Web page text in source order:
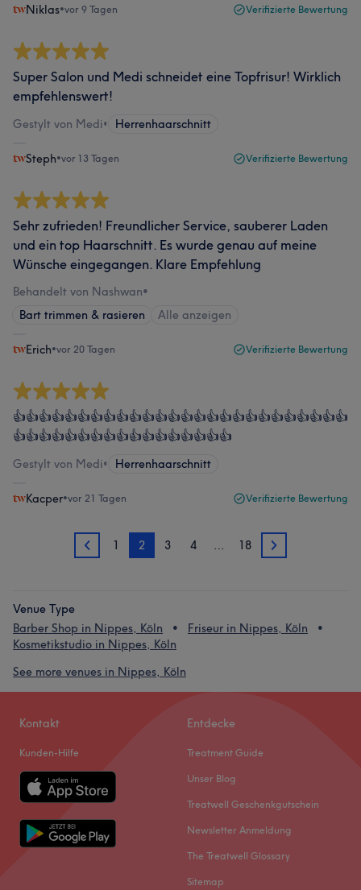
Niklas•vor 9 Tagen Verifizierte Bewertung
Super Salon und Medi schneidet eine Topfrisur! Wirklich
empfehlenswert!
Gestylt von Medi• Herrenhaarschnitt
Steph•vor 13 Tagen Verifizierte Bewertung
Sehr zufrieden! Freundlicher Service, sauberer Laden
und ein top Haarschnitt. Es wurde genau auf meine
Wünsche eingegangen. Klare Empfehlung
Behandelt von Nashwan•
Bart trimmen & rasieren
Alle anzeigen
Erich•vor 20 Tagen Verifizierte Bewertung
👍👍👍👍👍👍👍👍👍👍👍👍👍👍👍👍👍👍👍👍👍👍👍👍👍👍
👍👍👍👍👍👍👍👍👍👍👍👍👍👍👍👍👍
Gestylt von Medi• Herrenhaarschnitt
Kacper•vor 21 Tagen Verifizierte Bewertung
1 1 2 3 4 … 18 3
Venue Type
Barber Shop in Nippes, Köln
Friseur in Nippes, Köln
Kosmetikstudio in Nippes, Köln
See more venues in Nippes, Köln
Kontakt
Kunden-Hilfe
Entdecke
Treatment Guide
Unser Blog
Treatwell Geschenkgutschein
Newsletter Anmeldung
The Treatwell Glossary
Sitemap